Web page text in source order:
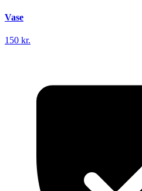
Vase
150 kr.